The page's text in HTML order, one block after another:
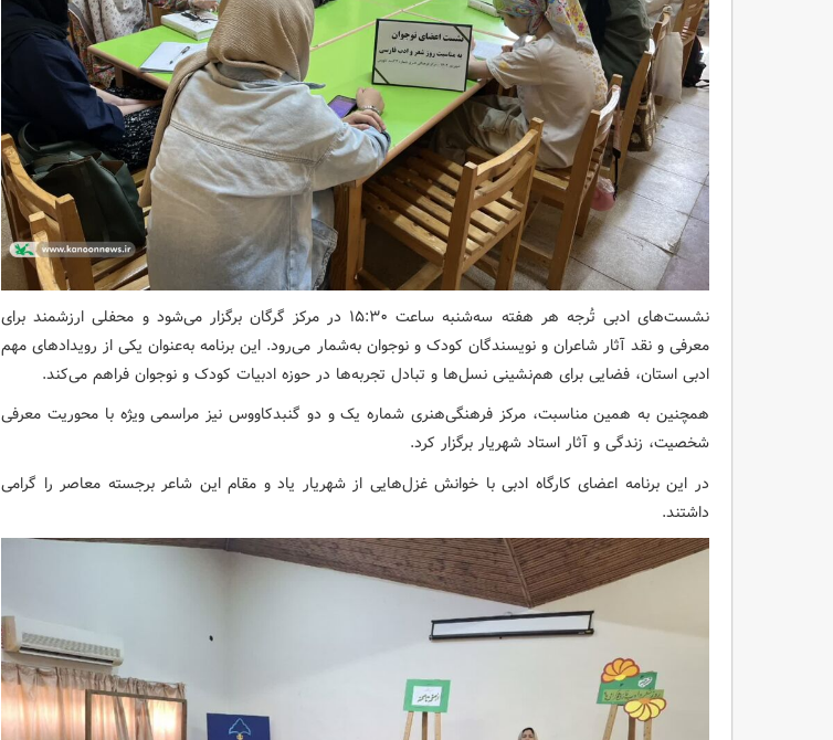
نشست‌های ادبی تُرجه هر هفته سه‌شنبه ساعت ۱۵:۳۰ در مرکز گرگان برگزار می‌شود و محفلی ارزشمند برای
معرفی و نقد آثار شاعران و نویسندگان کودک و نوجوان به‌شمار می‌رود. این برنامه به‌عنوان یکی از رویدادهای مهم
ادبی استان، فضایی برای هم‌نشینی نسل‌ها و تبادل تجربه‌ها در حوزه ادبیات کودک و نوجوان فراهم می‌کند.
همچنین به همین مناسبت، مرکز فرهنگی‌هنری شماره یک و دو گنبدکاووس نیز مراسمی ویژه با محوریت معرفی
شخصیت، زندگی و آثار استاد شهریار برگزار کرد.
در این برنامه اعضای کارگاه ادبی با خوانش غزل‌هایی از شهریار یاد و مقام این شاعر برجسته معاصر را گرامی
داشتند.